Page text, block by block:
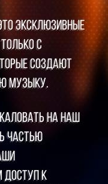
эксклюзивные
с
создают
музыку.
на наш
частью
доступ к